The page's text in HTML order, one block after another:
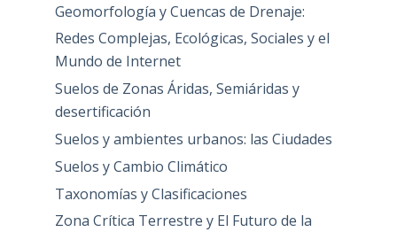
Geomorfología y Cuencas de Drenaje:
Redes Complejas, Ecológicas, Sociales y el
Mundo de Internet
Suelos de Zonas Áridas, Semiáridas y
desertificación
Suelos y ambientes urbanos: las Ciudades
Suelos y Cambio Climático
Taxonomías y Clasificaciones
Zona Crítica Terrestre y El Futuro de la